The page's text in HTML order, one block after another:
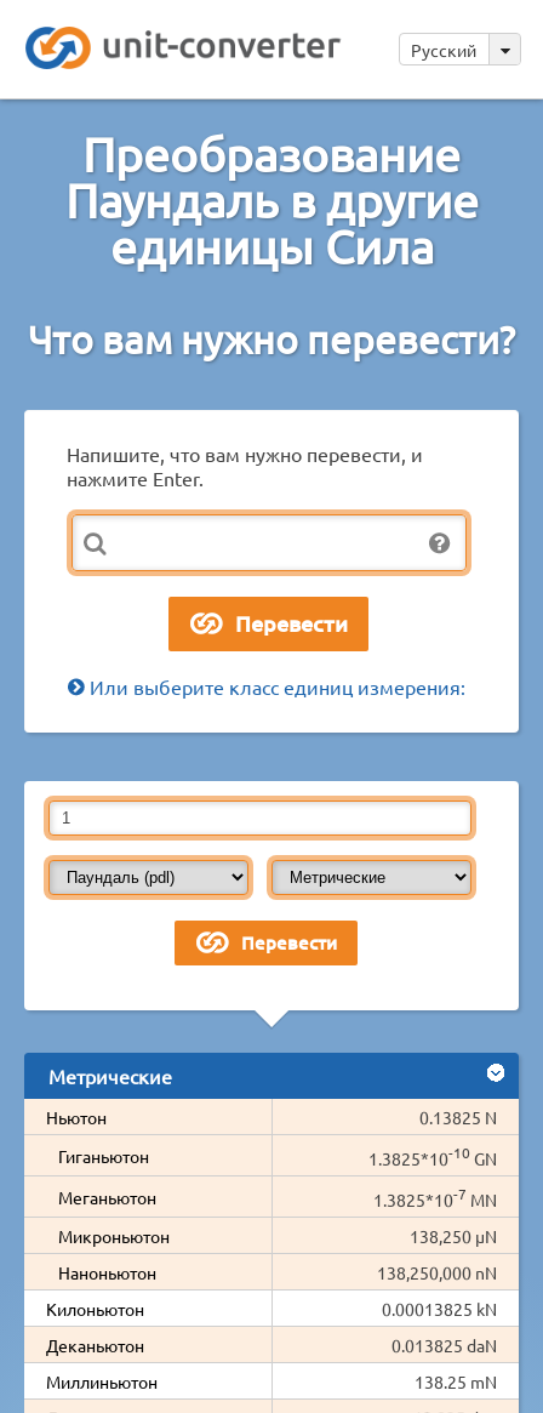
Русский
Преобразование
Паундаль в другие
единицы Сила
Что вам нужно перевести?
Напишите, что вам нужно перевести, и
нажмите Enter.
Или выберите класс единиц измерения:
Метрические
Ньютон
0.13825 N
Гиганьютон
1.3825*10-10 GN
Меганьютон
1.3825*10-7 MN
Микроньютон
138,250 µN
Наноньютон
138,250,000 nN
Килоньютон
0.00013825 kN
Деканьютон
0.013825 daN
Миллиньютон
138.25 mN